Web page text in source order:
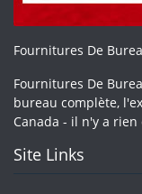
Fournitures De
Fournitures De
bureau complète,
Canada - il n'y a
Site Links